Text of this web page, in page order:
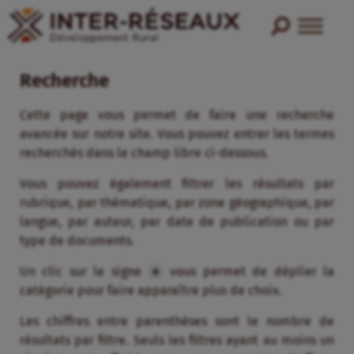
Recherche
Cette page vous permet de faire une recherche
avancée sur notre site. Vous pouvez entrer les termes
recherchés dans le champ libre ci-dessous.
Vous pouvez également filtrer les résultats par
rubrique, par thématique, par zone géographique, par
langue, par auteur, par date de publication ou par
type de documents.
Un clic sur le signe
vous permet de déplier la
catégorie pour faire apparaître plus de choix.
Les chiffres entre parenthèses sont le nombre de
résultats par filtre. Seuls les filtres ayant au moins un